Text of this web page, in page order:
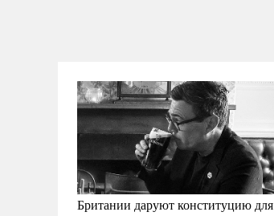
Британии даруют конституцию для